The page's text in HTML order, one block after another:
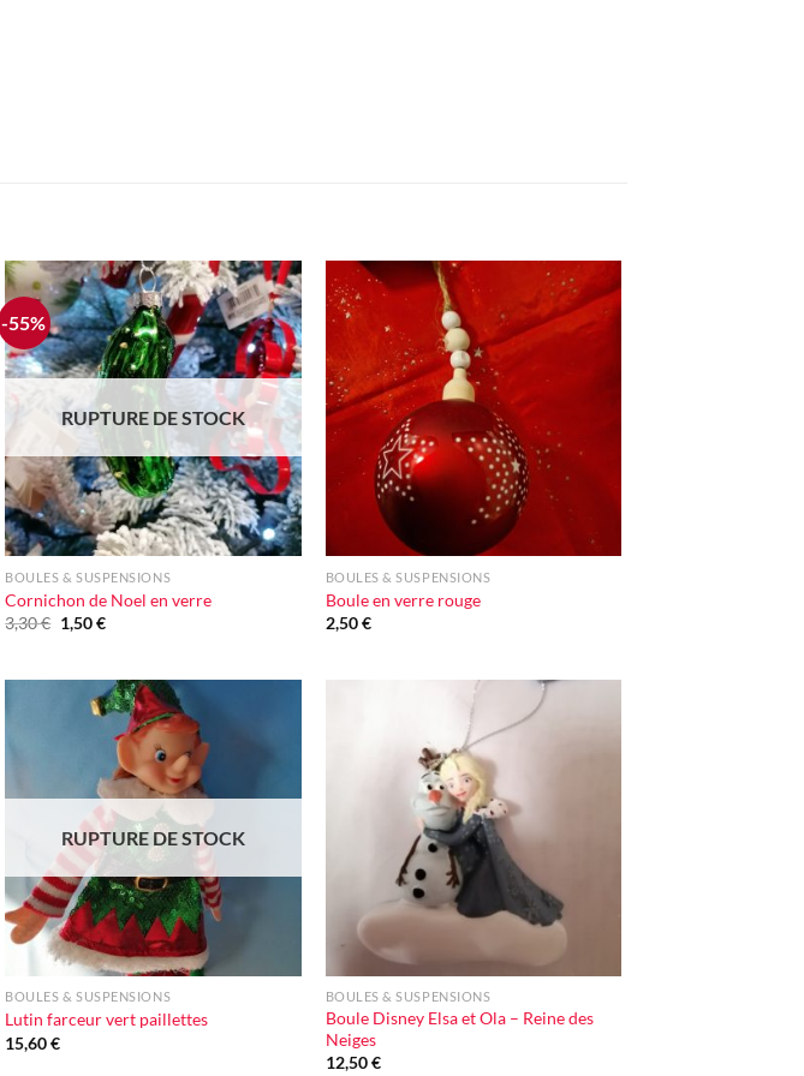
-55%
Ajouter
à la liste
d'envie
+
RUPTURE DE STOCK
BOULES & SUSPENSIONS
Cornichon de Noel en verre
3,30€ Le
3,30 €.
1,50€Le
1,50 €.
Ajouter
BOULES & SUSPENSIONS
Boule en verre rouge
2,50€
RUPTURE DE STOCK
BOULES & SUSPENSIONS
Lutin farceur vert paillettes
15,60€
BOULES & SUSPENSIONS
Boule Disney Elsa et Ola – Reine des
Neiges
12,50€